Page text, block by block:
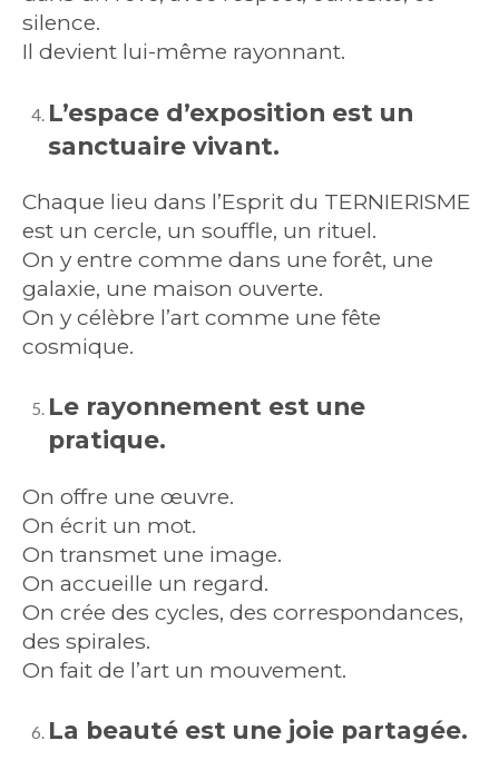
silence.
Il devient lui-même rayonnant.
L’espace d’exposition est un
sanctuaire vivant.
Chaque lieu dans l’Esprit du TERNIERISME
est un cercle, un souffle, un rituel.
On y entre comme dans une forêt, une
galaxie, une maison ouverte.
On y célèbre l’art comme une fête
cosmique.
Le rayonnement est une
pratique.
On offre une œuvre.
On écrit un mot.
On transmet une image.
On accueille un regard.
On crée des cycles, des correspondances,
des spirales.
On fait de l’art un mouvement.
La beauté est une joie partagée.